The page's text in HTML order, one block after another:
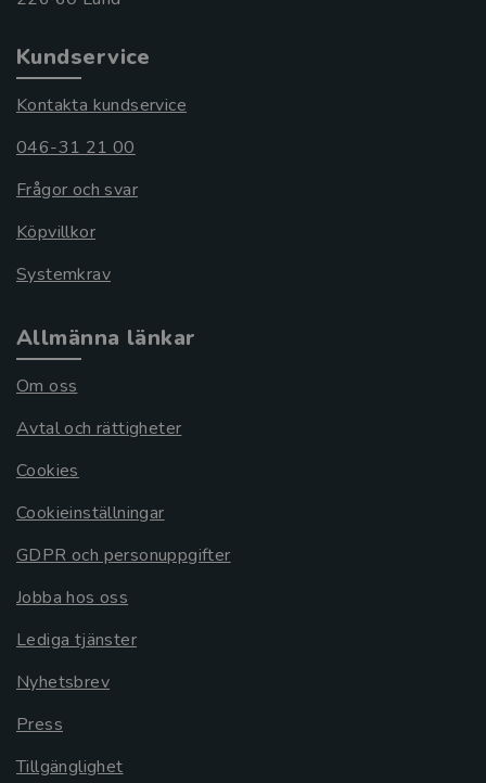
Kundservice
Kontakta kundservice
046-31 21 00
Frågor och svar
Köpvillkor
Systemkrav
Allmänna länkar
Om oss
Avtal och rättigheter
Cookies
Cookieinställningar
GDPR och personuppgifter
Jobba hos oss
Lediga tjänster
Nyhetsbrev
Press
Tillgänglighet